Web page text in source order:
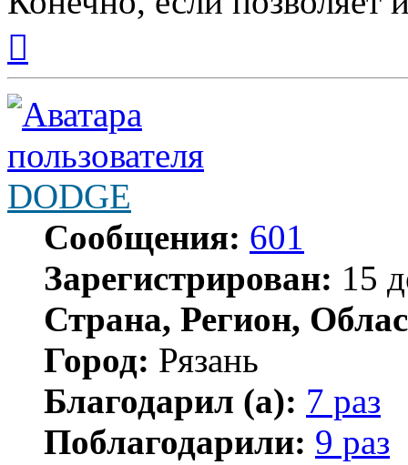
началу
DODGE
Сообщения: 601
Зарегистрирован: 15
Страна, Регион,
Город: Рязань
Благодарил (а): 7 раз
Поблагодарили: 9 раз